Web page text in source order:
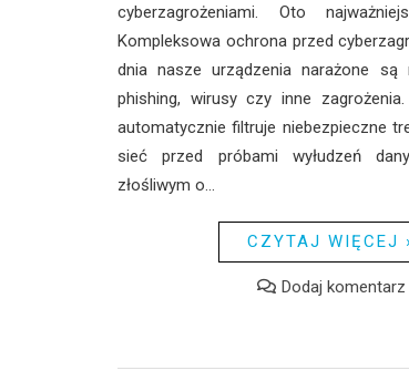
cyberzagrożeniami. Oto
Kompleksowa ochrona przed
dnia nasze urządzenia narażone są
phishing, wirusy czy inne
automatycznie filtruje niebezpieczne
sieć przed próbami wyłudzeń
złośliwym o...
CZYTAJ WIĘCEJ
Dodaj komentarz